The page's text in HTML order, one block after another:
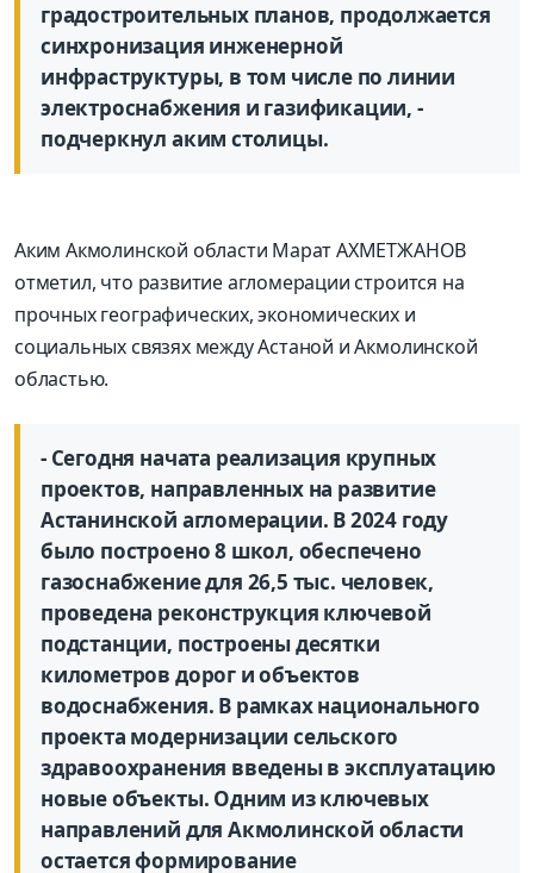
градостроительных планов, продолжается
синхронизация инженерной
инфраструктуры, в том числе по линии
электроснабжения и газификации, -
подчеркнул аким столицы.
Аким Акмолинской области Марат АХМЕТЖАНОВ
отметил, что развитие агломерации строится на
прочных географических, экономических и
социальных связях между Астаной и Акмолинской
областью.
- Сегодня начата реализация крупных
проектов, направленных на развитие
Астанинской агломерации. В 2024 году
было построено 8 школ, обеспечено
газоснабжение для 26,5 тыс. человек,
проведена реконструкция ключевой
подстанции, построены десятки
километров дорог и объектов
водоснабжения. В рамках национального
проекта модернизации сельского
здравоохранения введены в эксплуатацию
новые объекты. Одним из ключевых
направлений для Акмолинской области
остается формирование